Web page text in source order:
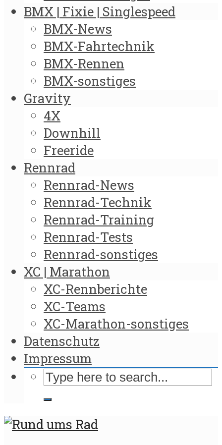
BMX | Fixie | Singlespeed
BMX-News
BMX-Fahrtechnik
BMX-Rennen
BMX-sonstiges
Gravity
4X
Downhill
Freeride
Rennrad
Rennrad-News
Rennrad-Technik
Rennrad-Training
Rennrad-Tests
Rennrad-sonstiges
XC | Marathon
XC-Rennberichte
XC-Teams
XC-Marathon-sonstiges
Datenschutz
Impressum